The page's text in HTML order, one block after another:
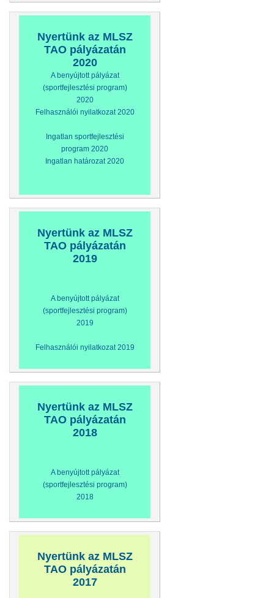
Nyertünk az MLSZ
TAO pályázatán
2020
A benyújtott pályázat
(sportfejlesztési program)
2020
Felhasználói nyilatkozat 2020
Ingatlan sportfejlesztési
program 2020
Ingatlan határozat 2020
Nyertünk az MLSZ
TAO pályázatán
2019
A benyújtott pályázat
(sportfejlesztési program)
2019
Felhasználói nyilatkozat 2019
Nyertünk az MLSZ
TAO pályázatán
2018
A benyújtott pályázat
(sportfejlesztési program)
2018
Nyertünk az MLSZ
TAO pályázatán
2017